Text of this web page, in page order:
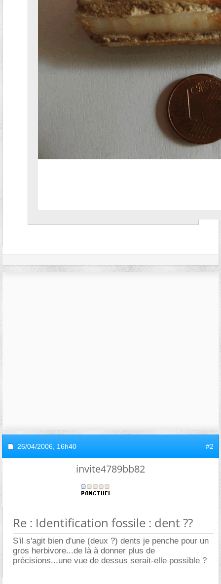
26/04/2006, 16h40 #2
invite4789bb82
Re : Identification fossile : dent ??
S'il s'agit bien d'une (deux ?) dents je penche pour un
gros herbivore...de là à donner plus de
précisions...une vue de dessus serait-elle possible ?